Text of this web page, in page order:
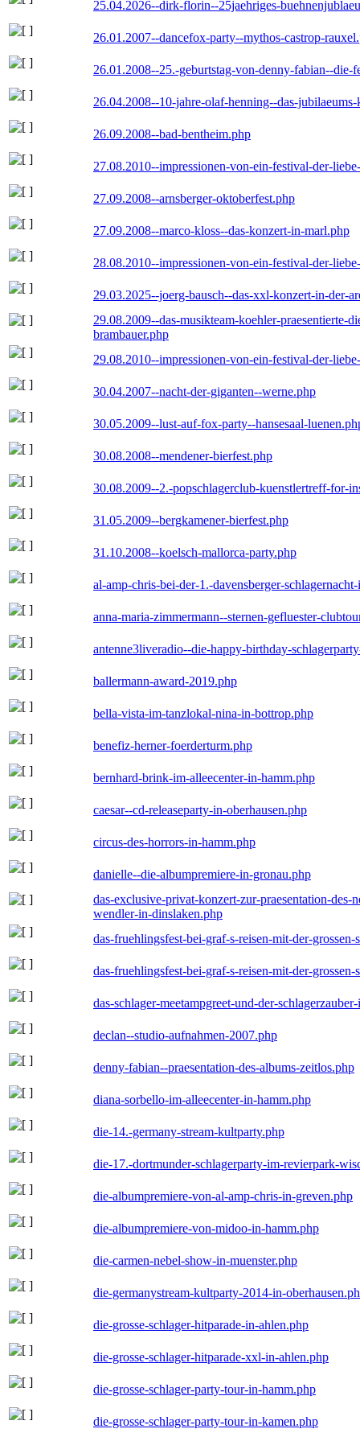
25.04.2026--dirk-florin--25jaehriges-
26.01.2007--dancefox-party--mythos-castrop-
26.01.2008--25.-geburtstag-von-denny-fabian--die-
26.04.2008--10-jahre-olaf-henning--das-
26.09.2008--bad-bentheim.php
27.08.2010--impressionen-von-ein-festival-der-
27.09.2008--arnsberger-oktoberfest.php
27.09.2008--marco-kloss--das-konzert-in-marl.php
28.08.2010--impressionen-von-ein-festival-der-
29.03.2025--joerg-bausch--das-xxl-konzert-in-der-
29.08.2009--das-musikteam-koehler-praesentierte-
brambauer.php
29.08.2010--impressionen-von-ein-festival-der-
30.04.2007--nacht-der-giganten--werne.php
30.05.2009--lust-auf-fox-party--hansesaal-
30.08.2008--mendener-bierfest.php
30.08.2009--2.-popschlagerclub-kuenstlertreff-for-
31.05.2009--bergkamener-bierfest.php
31.10.2008--koelsch-mallorca-party.php
al-amp-chris-bei-der-1.-davensberger-
anna-maria-zimmermann--sternen-gefluester-
antenne3liveradio--die-happy-birthday-
ballermann-award-2019.php
bella-vista-im-tanzlokal-nina-in-bottrop.php
benefiz-herner-foerderturm.php
bernhard-brink-im-alleecenter-in-hamm.php
caesar--cd-releaseparty-in-oberhausen.php
circus-des-horrors-in-hamm.php
danielle--die-albumpremiere-in-gronau.php
das-exclusive-privat-konzert-zur-praesentation-
wendler-in-dinslaken.php
das-fruehlingsfest-bei-graf-s-reisen-mit-der-
das-fruehlingsfest-bei-graf-s-reisen-mit-der-
das-schlager-meetampgreet-und-der-
declan--studio-aufnahmen-2007.php
denny-fabian--praesentation-des-albums-zeitlos.php
diana-sorbello-im-alleecenter-in-hamm.php
die-14.-germany-stream-kultparty.php
die-17.-dortmunder-schlagerparty-im-revierpark-
die-albumpremiere-von-al-amp-chris-in-greven.php
die-albumpremiere-von-midoo-in-hamm.php
die-carmen-nebel-show-in-muenster.php
die-germanystream-kultparty-2014-in-
die-grosse-schlager-hitparade-in-ahlen.php
die-grosse-schlager-hitparade-xxl-in-ahlen.php
die-grosse-schlager-party-tour-in-hamm.php
die-grosse-schlager-party-tour-in-kamen.php